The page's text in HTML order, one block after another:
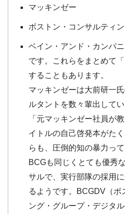
マッキンゼー
ボストン・コンサルティ
ベイン・アンド・カンパ
です。これらをまとめて
することもあります。
マッキンゼーは大前研一
ルタントを数々輩出して
「元マッキンゼー社員が
イトルの自己啓発本がた
らも、圧倒的知の暴力っ
BCGも同じくとても優秀
サルで、実行部隊の採用
るようです。BCGDV（ボ
ング・グループ・デジタ